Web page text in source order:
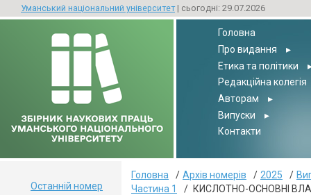
Уманський національний університет| сьогодні: 29.07.2026
Головна
Про видання
▸
Етика та політики
Редакційна колегія
Авторам
▸
Випуски
▸
Контакти
Головна Архів номерів 2025
Частина 1
КИСЛОТНО-ОСНОВНІ
Останній номер